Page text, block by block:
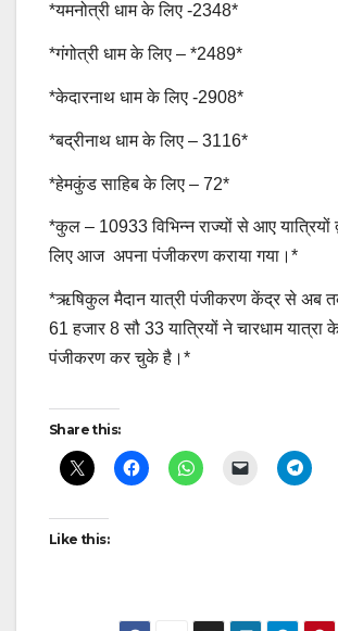
*यमनोत्री धाम के लिए -2348*
*गंगोत्री धाम के लिए – *2489*
*केदारनाथ धाम के लिए -2908*
*बद्रीनाथ धाम के लिए – 3116*
*हेमकुंड साहिब के लिए – 72*
*कुल – 10933 विभिन्न राज्यों से आए यात्रियों
लिए आज अपना पंजीकरण कराया गया।*
*ऋषिकुल मैदान यात्री पंजीकरण केंद्र से अब
61 हजार 8 सौ 33 यात्रियों ने चारधाम यात्रा
पंजीकरण कर चुके है।*
Post
navigation
Share this:
Like this: